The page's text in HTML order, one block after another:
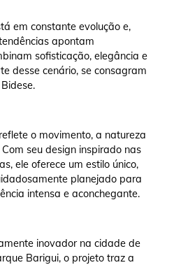
em constante evolução e,
apontam
sofisticação, elegância e
desse cenário, se consagram
o movimento, a natureza
seu design inspirado nas
ele oferece um estilo único,
planejado para
intensa e aconchegante.
inovador na cidade de
Barigui, o projeto traz a